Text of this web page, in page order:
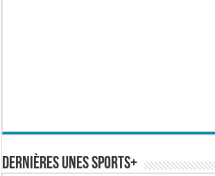
Dernières Unes Sports+